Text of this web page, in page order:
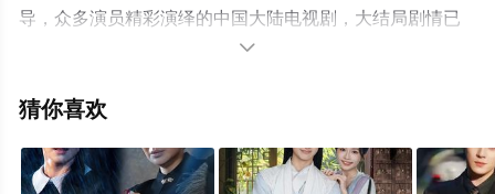
导，众多演员精彩演绎的中国大陆电视剧，大结局剧情已
揭晓（全集），手机免费观看高清无删减完整版电视剧全
电视猫或剧情网等平台了解。

猜你喜欢